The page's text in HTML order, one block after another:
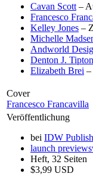
Cavan Scott –
Francesco
Kelley Jones –
Michelle
Andworld
Denton J. Tipton
Elizabeth Brei –
Cover
Francesco Francavilla
Veröffentlichung
bei IDW
launch
Heft, 32 Seiten
$3,99 USD